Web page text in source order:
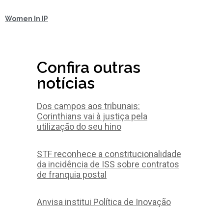
Women In IP
Confira outras
notícias
Dos campos aos tribunais:
Corinthians vai à justiça pela
utilização do seu hino
STF reconhece a constitucionalidade
da incidência de ISS sobre contratos
de franquia postal
Anvisa institui Política de Inovação